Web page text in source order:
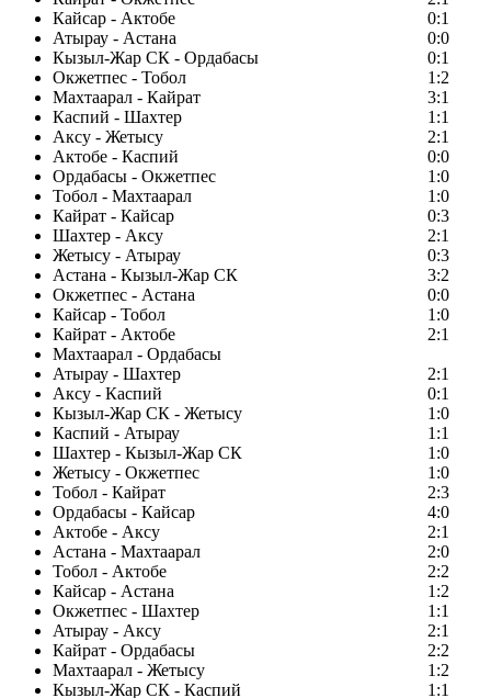
Кайсар - Актобе
0:1
Атырау - Астана
0:0
Кызыл-Жар СК - Ордабасы
0:1
Окжетпес - Тобол
1:2
Махтаарал - Кайрат
3:1
Каспий - Шахтер
1:1
Аксу - Жетысу
2:1
Актобе - Каспий
0:0
Ордабасы - Окжетпес
1:0
Тобол - Махтаарал
1:0
Кайрат - Кайсар
0:3
Шахтер - Аксу
2:1
Жетысу - Атырау
0:3
Астана - Кызыл-Жар СК
3:2
Окжетпес - Астана
0:0
Кайсар - Тобол
1:0
Кайрат - Актобе
2:1
Махтаарал - Ордабасы
Атырау - Шахтер
2:1
Аксу - Каспий
0:1
Кызыл-Жар СК - Жетысу
1:0
Каспий - Атырау
1:1
Шахтер - Кызыл-Жар СК
1:0
Жетысу - Окжетпес
1:0
Тобол - Кайрат
2:3
Ордабасы - Кайсар
4:0
Актобе - Аксу
2:1
Астана - Махтаарал
2:0
Тобол - Актобе
2:2
Кайсар - Астана
1:2
Окжетпес - Шахтер
1:1
Атырау - Аксу
2:1
Кайрат - Ордабасы
2:2
Махтаарал - Жетысу
1:2
Кызыл-Жар СК - Каспий
1:1